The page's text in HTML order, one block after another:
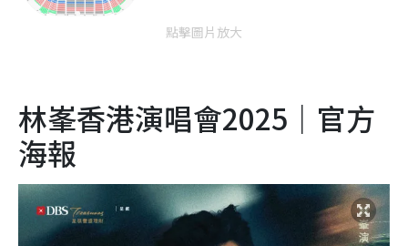
點擊圖片放大
林峯香港演唱會2025｜官方
海報